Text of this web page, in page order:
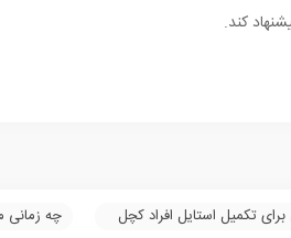
کند.
تکمیل استایل افراد کچل
چه زمانی